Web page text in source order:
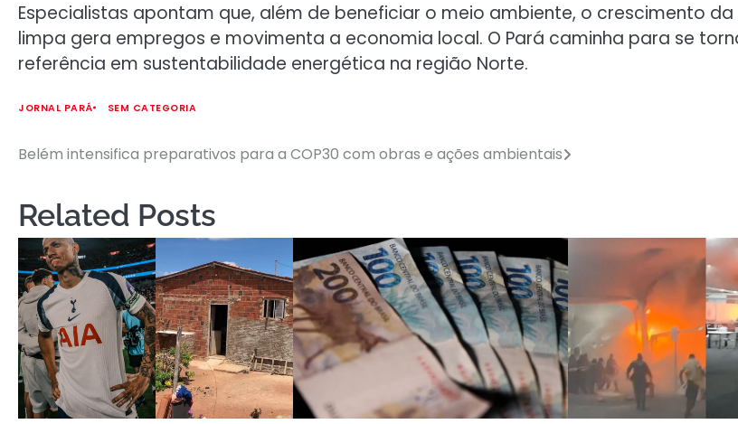
Especialistas apontam que, além de beneficiar o meio ambiente, o crescimento da
limpa gera empregos e movimenta a economia local. O Pará caminha para se
referência em sustentabilidade energética na região Norte.
JORNAL PARÁ SEM CATEGORIA
Post
Belém intensifica preparativos para a COP30 com obras e ações ambientais
Related Posts